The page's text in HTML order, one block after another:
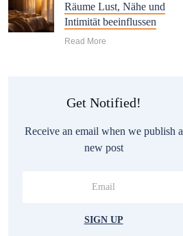
Räume Lust, Nähe und
Intimität beeinflussen
Read More
Get Notified!
Receive an email when we publish a
new post
SIGN UP